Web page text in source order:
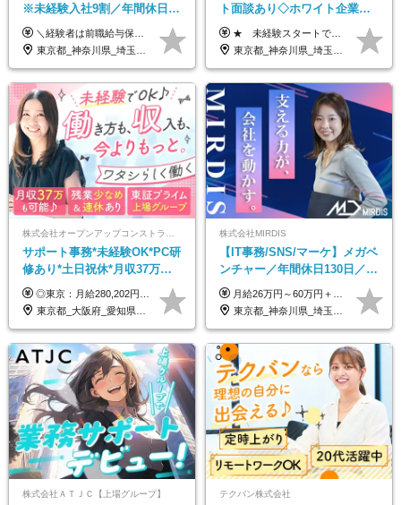
※未経験入社9割／年間休日
124日／月 残業13h／土日祝休
み／給与改定年2回
＼経験者は前職給与保証！／ 月給23万円～33万円＋各種手当 ☆給与改定年2回あり！ ※上記金額には固定残業代（31,081円～44,595円／20時間分）を含みます。 ※超過分は別途支給します。 ★試用期間：6ヶ月 未経験の場合、試用期間中は月給21万円（固定残業代12,353円／8時間分）となります。ただし、2026年7月1日以降は給与改定に伴い、試用期間の途中であっても、月給230,000円（固定残業代31,081円／20時間分）を適用します。 ※超過分は別途支給します。
東京都_神奈川県_埼玉県_千葉県
ト面談あり◇ホワイト企業認
定受賞◇完全週休2日◇賞与年
2回 /p13
★ 未経験スタートでも月収40万円以上も目指せます！ ★ ★ 試用期間6か月あり／給与・待遇に変更なし ★ ＼パターン①orパターン②で給与形態の選択が可能／ ＜パターン①＞ 月給+交通費+（残業代は全額別途支給） 【首都圏・関東・北信越】 月給30.0万円以上 【関西】 月給27.5万円以上 【中部】 月給26.5万円以上 【東北】 月給24.5万円以上 【北海道】 月給24.0万円以上 【九州・中四国】 月給25.5万円以上 ＜パターン②＞ 月給（固定残業代20H含む）+交通費+賞与年2回+残業代 （※20H場合を超過した場合は全額別途支給） 【首都圏・関東・北信越】 月給25.0万円以上 【関 西・中部】 月給24.5万円以上 【東 北・北海道・九州・中四国】 月給23.5万円以上 ※上記給与には固定残業代（月20H分）を含みます 固定残業代は残業の有無に関わらず支給し、超過分は別途全額支給いたします ①②の給与形態はご本人様と相談の上、最終的に会社が決定いたします （内定時に通知） ■給与改定年1回 ■(※)賞与年2回（昨年度支給実績2回／頑張りを評価） (※)支給条件に規定あり
東京都_神奈川県_埼玉県_千葉県_大阪府_愛知県_北海道_青森県_岩手県_宮城県_秋田県_山形県_福島県_茨城県_栃木県_群馬県_新潟県_山梨県_長野県_富山県_石川県_福井県_静岡県_岐阜県_三重県_兵庫県_京都府_滋賀県_奈良県_和歌山県_広島県_岡山県_鳥取県_島根県_山口県_徳島県_香川県_愛媛県_高知県_福岡県_熊本県_佐賀県_長崎県_大分県_宮崎県_鹿児島県_沖縄県
サポート事務*未経験OK*PC研
修あり*土日祝休*月収37万円
可*面接1回/o
◎東京：月給280,202円～402,430円 ◎大阪：月給269,824円～392,052円 ◎名古屋：月給285,967円～408,195円 ◎その他：月給265,212円～387,440円 ※試用期間3か月／待遇は研修期間中のみ変更あり （東京：23.9万円～、大阪：月給23.4万円～、名古屋：月給24.2万円～、その他：月給23.1万円～） ※固定残業代（配属後に支給）・一律手当を含む ※固定残業代は残業がない場合も支給し、超過分は別途支給する ※年齢、経験、能力を考慮し、支給額を決定します。
東京都_大阪府_愛知県_北海道_宮城県_新潟県_石川県_静岡県_広島県_福岡県_沖縄県
株式会社MIRDIS
【IT事務/SNS/マーケ】メガベ
ンチャー／年間休日130日／
SNS業務／リモート可能／未
経験◎
月給26万円～60万円＋賞与1回＋各種手当 ★Point：経験者の方は100％年収UPでの待遇提示も可能！ ※試用期間6カ月 ※期間中は月給23万円以上～スタート ※期間中は契約社員
東京都_神奈川県_埼玉県_千葉県
株式会社ＡＴＪＣ【上場グループ】 テクバン株式会社